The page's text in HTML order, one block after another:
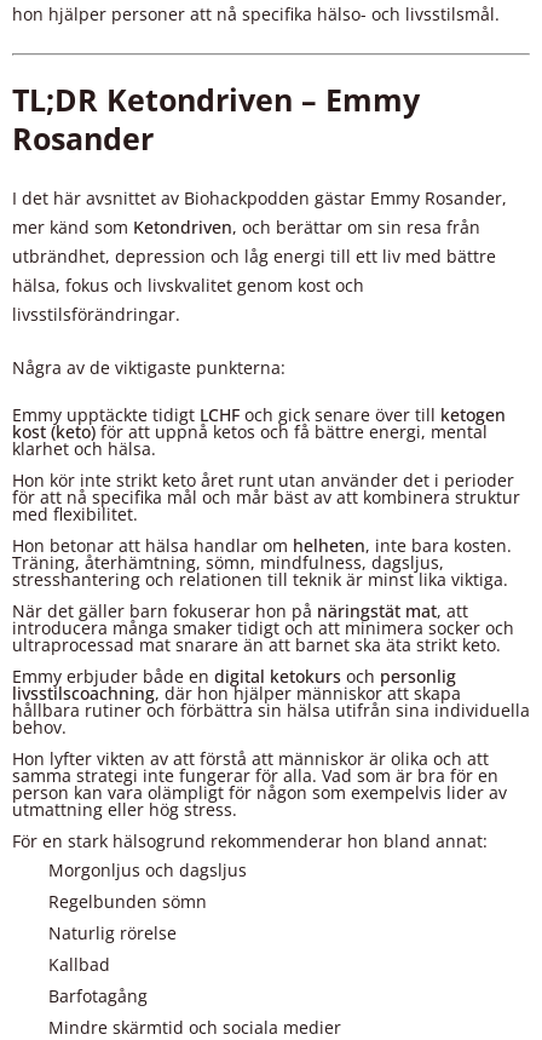
hon hjälper personer att nå specifika hälso- och livsstilsmål.
TL;DR Ketondriven – Emmy
Rosander
I det här avsnittet av Biohackpodden gästar Emmy Rosander,
mer känd som Ketondriven, och berättar om sin resa från
utbrändhet, depression och låg energi till ett liv med bättre
hälsa, fokus och livskvalitet genom kost och
livsstilsförändringar.
Några av de viktigaste punkterna:
Emmy upptäckte tidigt LCHF och gick senare över till ketogen
kost (keto) för att uppnå ketos och få bättre energi, mental
klarhet och hälsa.
Hon kör inte strikt keto året runt utan använder det i perioder
för att nå specifika mål och mår bäst av att kombinera struktur
med flexibilitet.
Hon betonar att hälsa handlar om helheten, inte bara kosten.
Träning, återhämtning, sömn, mindfulness, dagsljus,
stresshantering och relationen till teknik är minst lika viktiga.
När det gäller barn fokuserar hon på näringstät mat, att
introducera många smaker tidigt och att minimera socker och
ultraprocessad mat snarare än att barnet ska äta strikt keto.
Emmy erbjuder både en digital ketokurs och personlig
livsstilscoachning, där hon hjälper människor att skapa
hållbara rutiner och förbättra sin hälsa utifrån sina individuella
behov.
Hon lyfter vikten av att förstå att människor är olika och att
samma strategi inte fungerar för alla. Vad som är bra för en
person kan vara olämpligt för någon som exempelvis lider av
utmattning eller hög stress.
För en stark hälsogrund rekommenderar hon bland annat:
Morgonljus och dagsljus
Regelbunden sömn
Naturlig rörelse
Kallbad
Barfotagång
Mindre skärmtid och sociala medier